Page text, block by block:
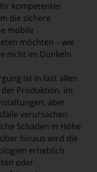
kompetenter
die sichere
mobile
möchten – wie
nicht im Dunkeln
ist in fast allen
der Produktion, im
aber
verursachen
Schäden in Höhe
hinaus wird die
erheblich
oder